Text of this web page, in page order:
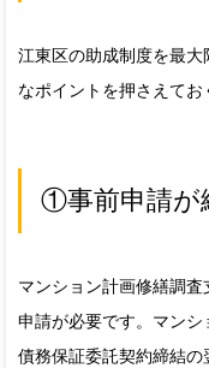
江東区の助成制度を最
なポイントを押さえてお
①事前申請が
マンション計画修繕調
申請が必要です。マンシ
債務保証委託契約締結